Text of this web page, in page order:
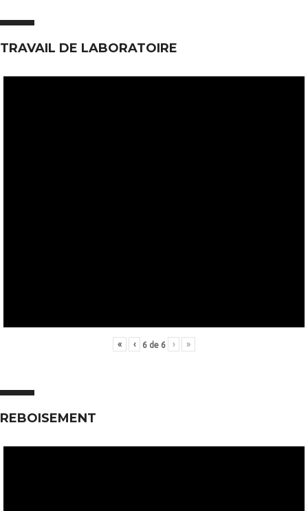
TRAVAIL DE LABORATOIRE
« ‹ 6 de 6 › »
REBOISEMENT